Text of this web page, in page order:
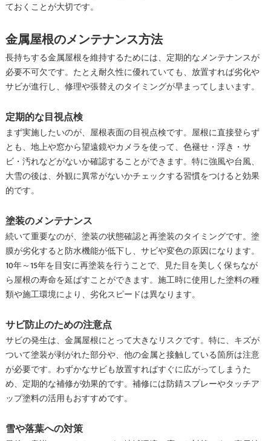
ておくことが大切です。
金属屋根のメンテナンス方法
長持ちする金属屋根を維持するためには、定期的なメンテナンスが
必要不可欠です。たとえ耐久性に優れていても、放置すれば劣化や
サビが進行し、修理や張替えのタイミングが早まってしまいます。
定期的な目視点検
まず実施したいのが、屋根表面の目視点検です。屋根に直接登らず
とも、地上や窓から望遠鏡やカメラを使って、色褪せ・浮き・サ
ビ・汚れなどがないか確認することができます。特に強風や台風、
大雪の後は、外観に異常がないかチェックする習慣をつけると効果
的です。
塗装のメンテナンス
続いて重要なのが、塗装の状態確認と再塗装のタイミングです。塗
膜が劣化すると防水機能が低下し、サビや変色の原因になります。
10年～15年を目安に再塗装を行うことで、見た目を美しく保ちなが
ら屋根の寿命を延ばすことができます。施工時に使用した塗料の種
類や施工環境により、劣化スピードは異なります。
サビ防止のための注意点
サビの発生は、金属屋根にとって大きなリスクです。特に、キズが
ついて塗装が剥がれた部分や、他の金属と接触している箇所は注意
が必要です。わずかなサビも放置すればすぐに広がってしまうた
め、定期的な補修が効果的です。補修には防錆スプレーやタッチア
ップ塗料の活用もおすすめです。
雪や落葉への対策